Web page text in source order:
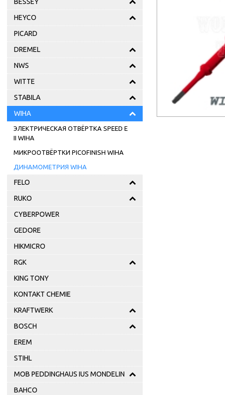
BESSEY
HEYCO
PICARD
DREMEL
NWS
WITTE
STABILA
WIHA
ЭЛЕКТРИЧЕСКАЯ ОТВЁРТКА SPEED E
II WIHA
МИКРООТВЁРТКИ PICOFINISH WIHA
ДИНАМОМЕТРИЯ WIHA
FELO
RUKO
CYBERPOWER
GEDORE
HIKMICRO
RGK
KING TONY
KONTAKT CHEMIE
KRAFTWERK
BOSCH
EREM
STIHL
MOB PEDDINGHAUS IUS MONDELIN
BAHCO